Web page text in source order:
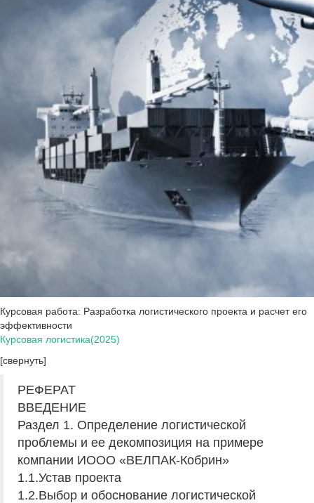
Курсовая работа: Разработка логистического проекта и расчет его
эффективности
Курсовая логистика(2025)
[свернуть]
РЕФЕРАТ
ВВЕДЕНИЕ
Раздел 1. Определение логистической
проблемы и ее декомпозиция на примере
компании ИООО «ВЕЛПАК-Кобрин»
1.1.Устав проекта
1.2.Выбор и обоснование логистической